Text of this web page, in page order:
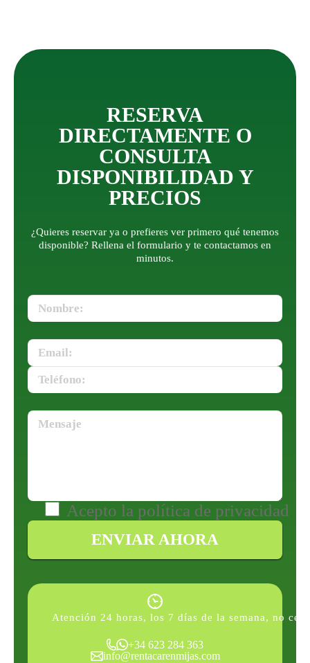
RESERVA
DIRECTAMENTE O
CONSULTA
DISPONIBILIDAD Y
PRECIOS
¿Quieres reservar ya o prefieres ver primero qué tenemos
disponible? Rellena el formulario y te contactamos en
minutos.
Acepto la política de privacidad
Atención 24 horas, los 7 días de la semana, no
+34 623 284 363
info@rentacarenmijas.com